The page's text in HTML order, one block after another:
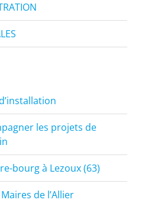
les projets de
bourg à Lezoux (63)
de l’Allier